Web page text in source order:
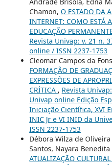
Chamon, O ESTADO DA
INTERNET: COMO ESTÁ
EDUCAÇÃO
Revista Univap: v. 21 n.
online / ISSN 2237-1753
Cleomar Campos da
FORMAÇÃO DE
EXPRESSÕES DE
CRÍTICA , Revista
Univap online Edição
Iniciação Científica, XVI
INIC Jr e VI INID da
ISSN 2237-1753
Débora Wilza de
Santos, Nayara
ATUALIZAÇÃO